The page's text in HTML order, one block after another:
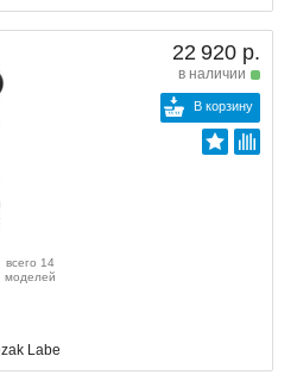
22 920 р.
в наличии
В корзину
всего 14
моделей
Labe